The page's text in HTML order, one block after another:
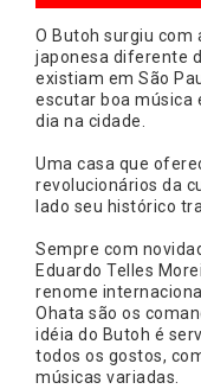
O Butoh surgiu com
japonesa diferente
existiam em São
escutar boa música
dia na cidade.
Uma casa que
revolucionários da
lado seu histórico
Sempre com
Eduardo Telles
renome
Ohata são os
idéia do Butoh é
todos os gostos,
músicas variadas.